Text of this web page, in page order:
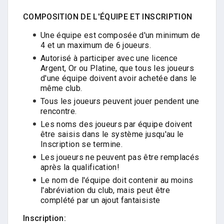
COMPOSITION DE L'ÉQUIPE ET INSCRIPTION
Une équipe est composée d'un minimum de
4 et un maximum de 6 joueurs.
Autorisé à participer avec une licence
Argent, Or ou Platine, que tous les joueurs
d'une équipe doivent avoir achetée dans le
même club.
Tous les joueurs peuvent jouer pendent une
rencontre.
Les noms des joueurs par équipe doivent
être saisis dans le système jusqu'au le
Inscription se termine.
Les joueurs ne peuvent pas être remplacés
après la qualification!
Le nom de l'équipe doit contenir au moins
l'abréviation du club, mais peut être
complété par un ajout fantaisiste
Inscription: